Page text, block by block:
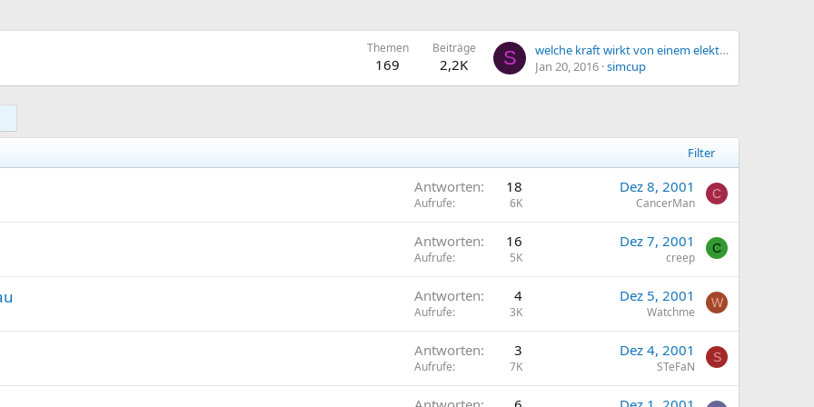
Themen
169
Beiträge
2,2K S
welche kraft wirkt von einem elektromagneten
Jan 20, 2016 simcup
Filter
Antworten 18
Aufrufe 6K
Dez 8, 2001
CancerMan
C
Antworten 16
Aufrufe 5K
Dez 7, 2001
creep
C
Antworten 4
Aufrufe 3K
Dez 5, 2001
Watchme
W
Antworten 3
Aufrufe 7K
Dez 4, 2001
STeFaN
S